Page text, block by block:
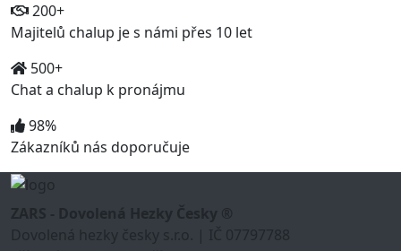
200+
Majitelů chalup je s námi přes 10 let
500+
Chat a chalup k pronájmu
98%
Zákazníků nás doporučuje
ZARS - Dovolená Hezky Česky ®
Dovolená hezky česky s.r.o. | IČ 07797788